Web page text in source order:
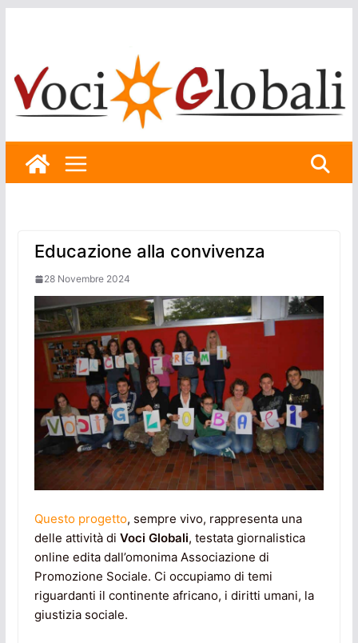
Educazione alla convivenza
28 Novembre 2024
Questo progetto, sempre vivo, rappresenta una
delle attività di Voci Globali, testata giornalistica
online edita dall’omonima Associazione di
Promozione Sociale. Ci occupiamo di temi
riguardanti il continente africano, i diritti umani, la
giustizia sociale.